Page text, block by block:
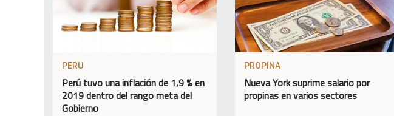
PERU
Perú tuvo una inflación de 1,9 % en
2019 dentro del rango meta del
Gobierno
PROPINA
Nueva York suprime salario por
propinas en varios sectores